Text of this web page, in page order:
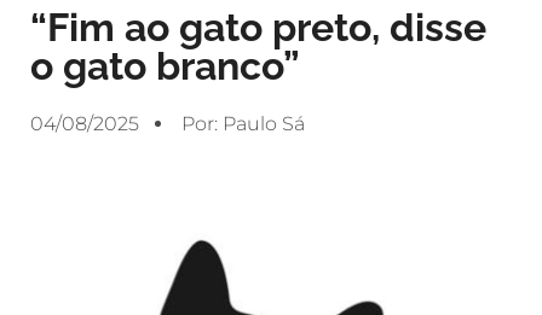
“Fim ao gato preto, disse
o gato branco”
04/08/2025 Por: Paulo Sá